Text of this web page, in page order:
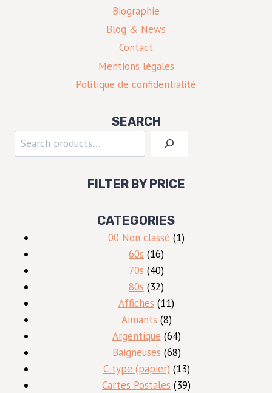
Biographie
Blog & News
Contact
Mentions légales
Politique de confidentialité
SEARCH
Rechercher
FILTER BY PRICE
CATEGORIES
00 Non classé 11
60s 1616
produits
70s 4040
produits
80s 3232
produits
Affiches 1111
produits
Aimants 88
produits
Argentique 6464
produits
Baigneuses 6868
produits
C-type (papier) 1313
produits
Cartes Postales 3939